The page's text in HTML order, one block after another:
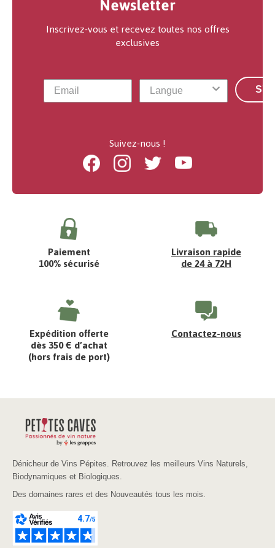
Inscrivez-vous et recevez toutes nos offres
exclusives
Suivez-nous !
FacebookInstagramTwitter Youtube
Paiement
100% sécurisé
Livraison rapide
de 24 à 72H
Expédition offerte
dès 350 € d’achat
(hors frais de port)
Contactez-nous
Dénicheur de Vins Pépites. Retrouvez les meilleurs Vins Naturels,
Biodynamiques et Biologiques.
Des domaines rares et des Nouveautés tous les mois.